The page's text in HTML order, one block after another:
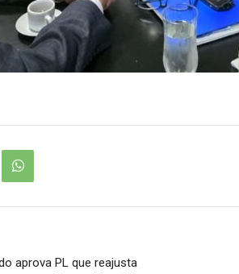
aprova PL que reajusta